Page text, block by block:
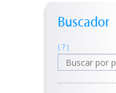
Buscador
( ? )